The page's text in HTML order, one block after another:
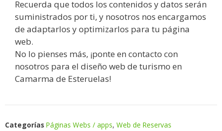
Recuerda que todos los contenidos y datos serán
suministrados por ti, y nosotros nos encargamos
de adaptarlos y optimizarlos para tu página
web.
No lo pienses más, ¡ponte en contacto con
nosotros para el diseño web de turismo en
Camarma de Esteruelas!
Categorías Páginas Webs / apps, Web de Reservas